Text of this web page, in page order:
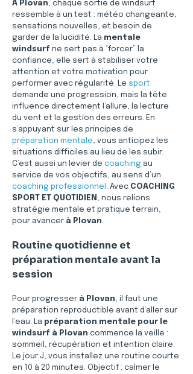
À Plovan, chaque sortie de windsurf
ressemble à un test : météo changeante,
sensations nouvelles, et besoin de
garder de la lucidité. La mentale
windsurf ne sert pas à “forcer” la
confiance, elle sert à stabiliser votre
attention et votre motivation pour
performer avec régularité. Le sport
demande une progression, mais la tête
influence directement l’allure, la lecture
du vent et la gestion des erreurs. En
s’appuyant sur les principes de
préparation mentale, vous anticipez les
situations difficiles au lieu de les subir.
C’est aussi un levier de coaching au
service de vos objectifs, au sens d’un
coaching professionnel . Avec COACHING
SPORT ET QUOTIDIEN , nous relions
stratégie mentale et pratique terrain,
pour avancer à Plovan.
Routine quotidienne et
préparation mentale avant la
session
Pour progresser à Plovan, il faut une
préparation reproductible avant d’aller sur
l’eau. La préparation mentale pour le
windsurf à Plovan commence la veille :
sommeil, récupération et intention claire.
Le jour J, vous installez une routine courte
en 10 à 20 minutes. Objectif : calmer le